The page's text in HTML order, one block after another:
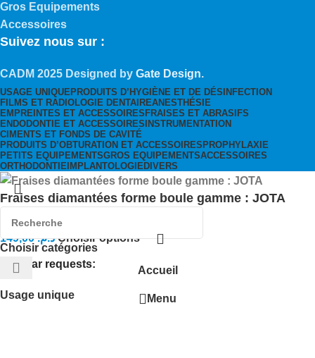
Gros Equipements
Accessoires
Suivez nous sur :
CADM 2025 Designed by Gate Design.
USAGE UNIQUEPRODUITS D’HYGIÈNE ET DE DÉSINFECTION
FILMS ET RADIOLOGIE DENTAIREANESTHÉSIE
EMPREINTES ET ACCESSOIRES FRAISES ET ABRASIFS
ENDODONTIE ET ACCESSOIRES INSTRUMENTATION
CIMENTS ET FONDS DE CAVITÉ
PRODUITS D’OBTURATION ET ACCESSOIRES PROPHYLAXIE
PETITS EQUIPEMENTSGROS EQUIPEMENTSACCESSOIRES
ORTHODONTIE IMPLANTOLOGIEDIVERS
Choisir catégories
Popular requests:
Usage unique
Fraises diamantées forme boule gamme : JOTA
د.م.149,00 Choisir options
Accueil
Menu